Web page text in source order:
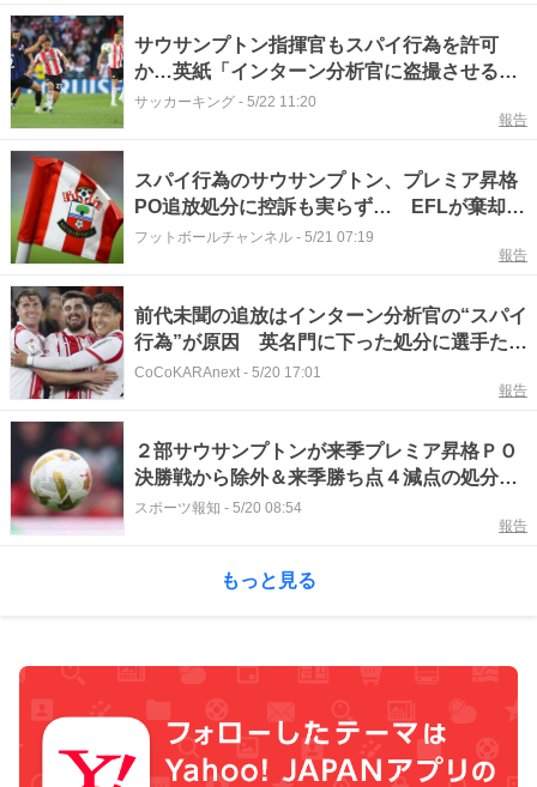
サウサンプトン指揮官もスパイ行為を許可
か…英紙「インターン分析官に盗撮させる意
図的な計画」
サッカーキング - 5/22 11:20
報告
スパイ行為のサウサンプトン、プレミア昇格
PO追放処分に控訴も実らず… EFLが棄却で
ミドルズブラがハルとの決勝へ「処分は有
フットボールチャンネル - 5/21 07:19
報告
前代未聞の追放はインターン分析官の“スパイ
行為”が原因 英名門に下った処分に選手たち
は激怒「プレミアに行けば、給料が増額され
CoCoKARAnext - 5/20 17:01
報告
２部サウサンプトンが来季プレミア昇格ＰＯ
決勝戦から除外＆来季勝ち点４減点の処分…
３つのクラブに対しスパイ行為で告発
スポーツ報知 - 5/20 08:54
報告
もっと見る